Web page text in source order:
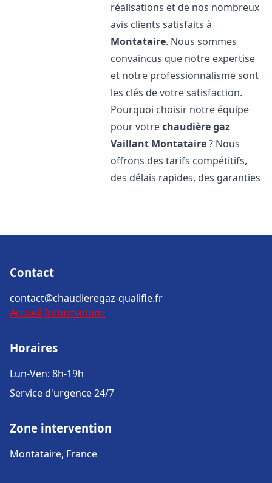
réalisations et de nos nombreux
avis clients satisfaits à
Montataire. Nous sommes
convaincus que notre expertise
et notre professionnalisme sont
les clés de votre satisfaction.
Pourquoi choisir notre équipe
pour votrechaudière gaz
Vaillant Montataire? Nous
offrons des tarifs compétitifs,
des délais rapides, des garanties
Contact
contact@chaudieregaz-qualifie.fr
Accueil Informations
Horaires
Lun-Ven: 8h-19h
Service d'urgence 24/7
Zone intervention
Montataire, France